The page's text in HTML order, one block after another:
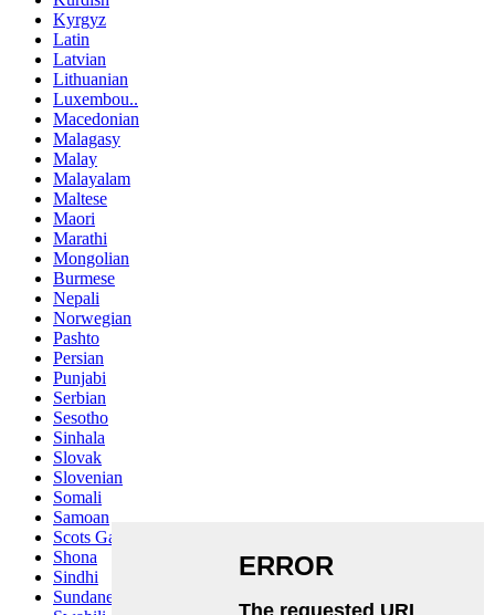
Kyrgyz
Latin
Latvian
Lithuanian
Luxembou..
Macedonian
Malagasy
Malay
Malayalam
Maltese
Maori
Marathi
Mongolian
Burmese
Nepali
Norwegian
Pashto
Persian
Punjabi
Serbian
Sesotho
Sinhala
Slovak
Slovenian
Somali
Samoan
Scots Gaelic
Shona
Sindhi
Sundanese